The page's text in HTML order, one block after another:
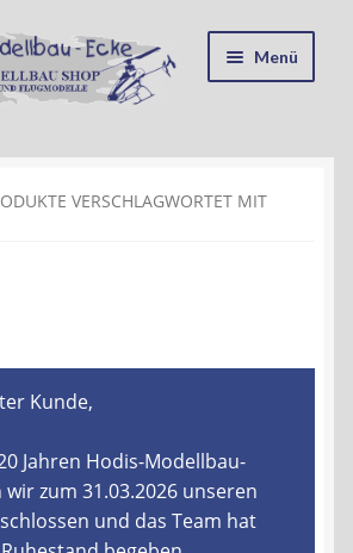
Menü
und Umwelt
VERSCHLAGWORTET MIT
Kunde,
Jahren Hodis-Modellbau-
wir zum 31.03.2026 unseren
und das Team hat